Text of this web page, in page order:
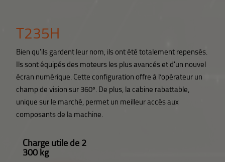
T235H
Bien qu'ils gardent leur nom, ils ont été totalement repensés.
Ils sont équipés des moteurs les plus avancés et d'un nouvel
écran numérique. Cette configuration offre à l’opérateur un
champ de vision sur 360º. De plus, la cabine rabattable,
unique sur le marché, permet un meilleur accès aux
composants de la machine.
Charge utile de 2
300 kg